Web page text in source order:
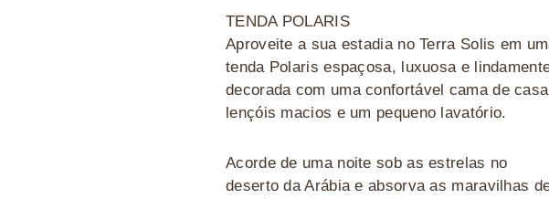
TENDA POLARIS
Aproveite a sua estadia no Terra Solis em
tenda Polaris espaçosa, luxuosa e
decorada com uma confortável cama de
lençóis macios e um pequeno lavatório.
Acorde de uma noite sob as estrelas no
deserto da Arábia e absorva as maravilhas